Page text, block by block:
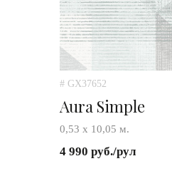
# GX37652
Aura Simple
0,53 х 10,05 м.
4 990 руб./рул